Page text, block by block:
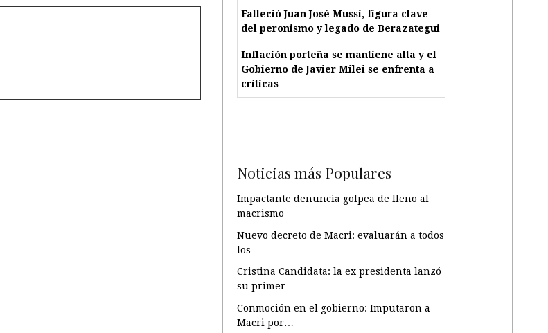
Falleció Juan José Mussi, figura clave
del peronismo y legado de Berazategui
Inflación porteña se mantiene alta y el
Gobierno de Javier Milei se enfrenta a
críticas
Noticias más Populares
Impactante denuncia golpea de lleno al
macrismo
Nuevo decreto de Macri: evaluarán a todos
los…
Cristina Candidata: la ex presidenta lanzó
su primer…
Conmoción en el gobierno: Imputaron a
Macri por…